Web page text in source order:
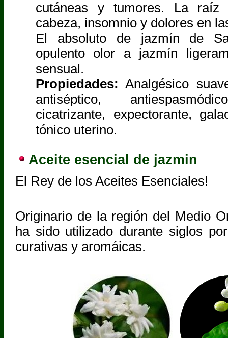
cutáneas y tumores. La raíz
cabeza, insomnio y dolores en
El absoluto de jazmín de
opulento olor a jazmín
sensual.
Propiedades: Analgésico
antiséptico,
cicatrizante, expectorante,
tónico uterino.
Aceite esencial de jazmin
El Rey de los Aceites Esenciales!
Originario de la región del Medio
ha sido utilizado durante siglos
curativas y aromáicas.